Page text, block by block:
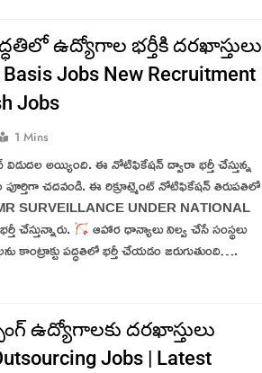
ఉద్యోగాల భర్తీకి దరఖాస్తులు
Jobs New Recruitment
Jobs
1 Mins
విడుదల అయ్యింది. ఈ నోటిఫికేషన్ ద్వారా భర్తీ చేస్తున్న
చదవండి. ఈ రిక్రూట్మెంట్ నోటిఫికేషన్ తిరుపతిలో
SURVEILLANCE UNDER NATIONAL
చేస్తున్నారు.
ఆహార ధాన్యాలు నిల్వ చేసే సంస్థలు
పద్ధతిలో భర్తీ చేయడం జరుగుతుంది….
ఉద్యోగాలకు దరఖాస్తులు
Jobs | Latest